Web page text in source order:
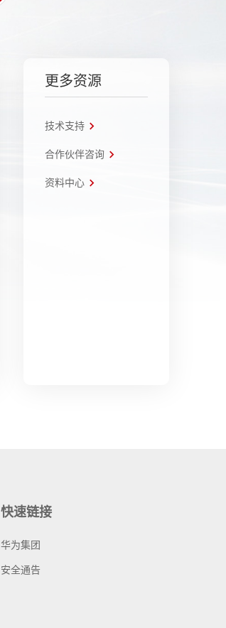
更多资源
技术支持
合作伙伴咨询
资料中心
快速链接
华为集团
安全通告